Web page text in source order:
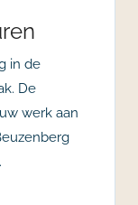
in de
De
werk aan